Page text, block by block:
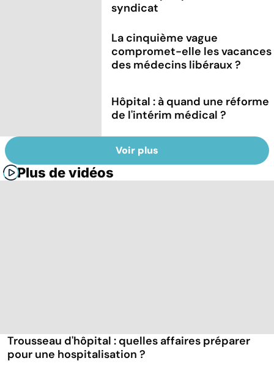
syndicat
La cinquième vague
compromet-elle les vacances
des médecins libéraux ?
Hôpital : à quand une réforme
de l'intérim médical ?
Voir plus
Plus de vidéos
Trousseau d'hôpital : quelles affaires préparer
pour une hospitalisation ?